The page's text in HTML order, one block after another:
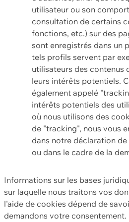
utilisateur ou son
consultation de certains
fonctions, etc.) sur des
sont enregistrés dans un
tels profils servent par
utilisateurs des contenus
leurs intérêts potentiels.
également appelé
intérêts potentiels des
où nous utilisons des
de "tracking", nous vous
dans notre déclaration
ou dans le cadre de la
Informations sur les bases
sur laquelle nous traitons vos
l'aide de cookies dépend de
demandons votre